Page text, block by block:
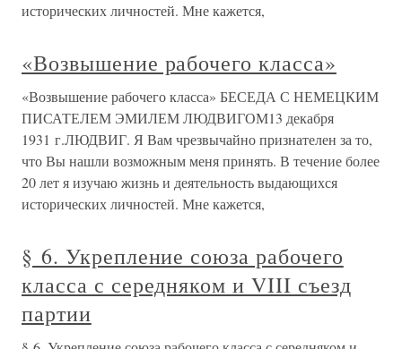
исторических личностей. Мне кажется,
«Возвышение рабочего класса»
«Возвышение рабочего класса» БЕСЕДА С НЕМЕЦКИМ
ПИСАТЕЛЕМ ЭМИЛЕМ ЛЮДВИГОМ13 декабря
1931 г.ЛЮДВИГ. Я Вам чрезвычайно признателен за то,
что Вы нашли возможным меня принять. В течение более
20 лет я изучаю жизнь и деятельность выдающихся
исторических личностей. Мне кажется,
§ 6. Укрепление союза рабочего
класса с середняком и VIII съезд
партии